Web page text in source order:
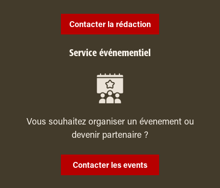
Contacter la rédaction
Service événementiel
Vous souhaitez organiser un évenement ou
devenir partenaire ?
Contacter les events